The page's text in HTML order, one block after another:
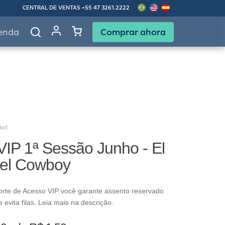
CENTRAL DE VENTAS +55 47 3261.2222
Comprar ahora
1ª Sessão Junho - El
Cowboy
de Acesso VIP você garante assento reservado
evita filas. Leia mais na descrição.